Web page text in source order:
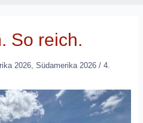
So reich.
2026, Südamerika 2026/ 4.